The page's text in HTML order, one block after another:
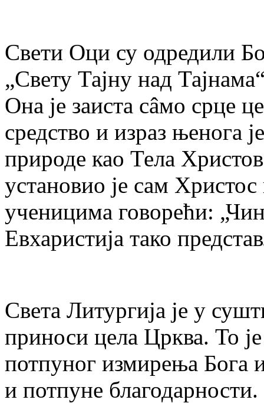
Свети Оци су одредили
„Свету Тајну над
Она је заиста сâмо срце
средство и израз њенога
природе као Тела
установио је сам
ученицима говорећи:
Евхаристија тако
Света Литургија је у
приноси цела Црква. То
потпуног измирења Бога
и потпуне